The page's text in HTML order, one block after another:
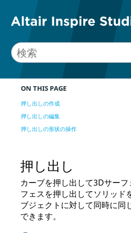
ON THIS PAGE
押し出しの作成
押し出しの編集
押し出しの形状の操作
押し出し
カーブを押し出して3Dサー
フェスを押し出してソリッド
ブジェクトに対して同時に同
できます。